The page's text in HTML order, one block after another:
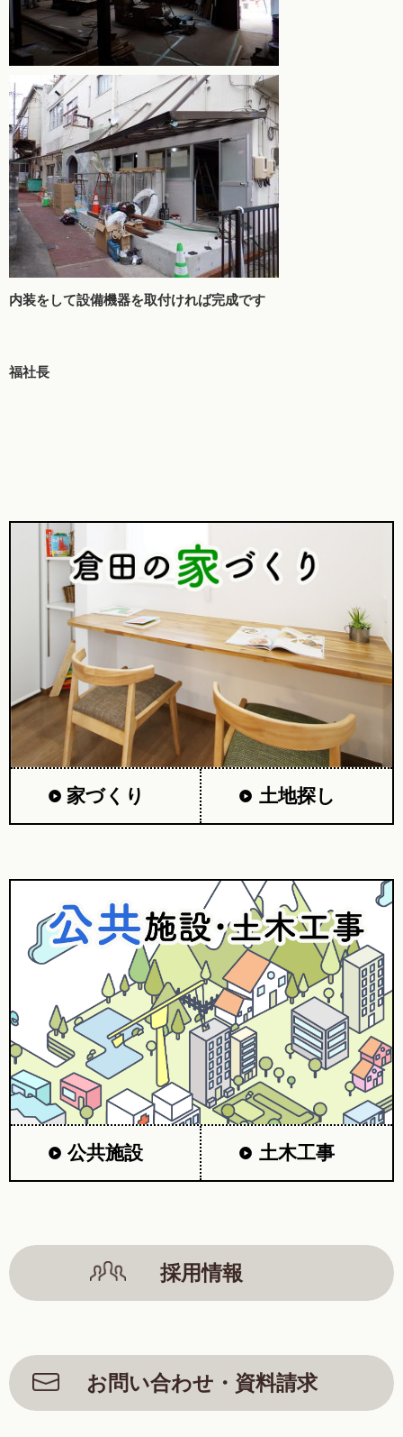
内装をして設備機器を取付ければ完成です
福社長
家づくり 土地探し
公共施設 土木工事
採用情報
お問い合わせ・資料請求